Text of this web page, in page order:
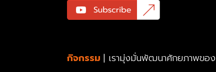
กิจกรรม| เรามุ่งมั่นพัฒนาศักยภาพของ